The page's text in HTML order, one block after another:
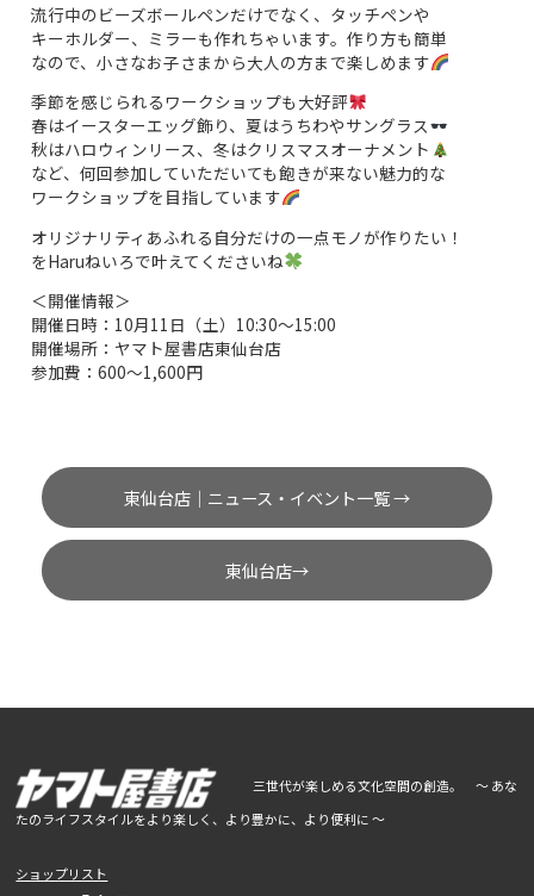
流行中のビーズボールペンだけでなく、タッチペンや
キーホルダー、ミラーも作れちゃいます。作り方も簡単
なので、小さなお子さまから大人の方まで楽しめます
季節を感じられるワークショップも大好評
春はイースターエッグ飾り、夏はうちわやサングラス
秋はハロウィンリース、冬はクリスマスオーナメント
など、何回参加していただいても飽きが来ない魅力的な
ワークショップを目指しています
オリジナリティあふれる自分だけの一点モノが作りたい！
をHaruねいろで叶えてくださいね
＜開催情報＞
開催日時：10月11日（土）10:30～15:00
開催場所：ヤマト屋書店東仙台店
参加費：600〜1,600円
東仙台店｜ニュース・イベント一覧 →
東仙台店→
三世代が楽しめる文化空間の創造。 ～ あな
たのライフスタイルをより楽しく、より豊かに、より便利に ～
ショップリスト